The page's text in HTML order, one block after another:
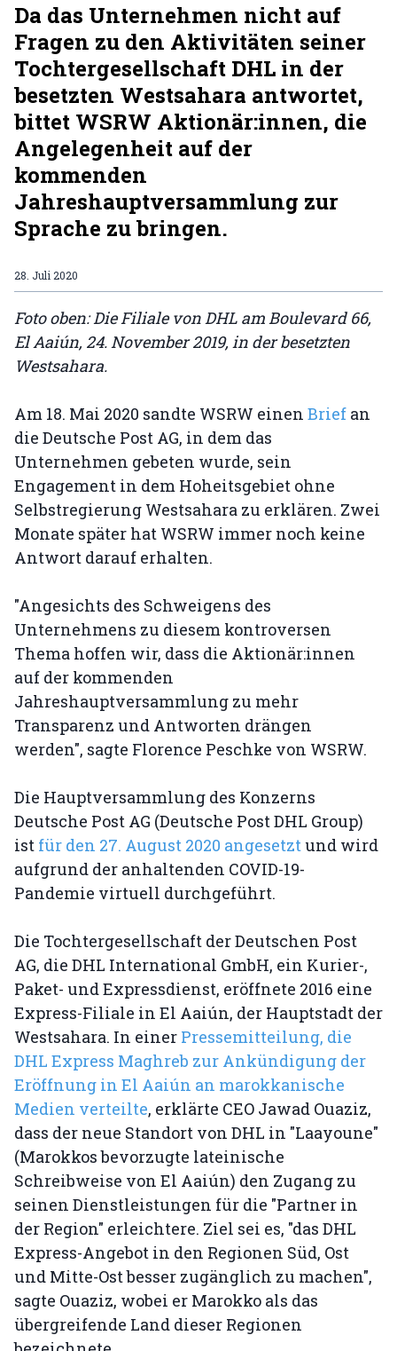
Da das Unternehmen nicht auf
Fragen zu den Aktivitäten seiner
Tochtergesellschaft DHL in der
besetzten Westsahara antwortet,
bittet WSRW Aktionär:innen, die
Angelegenheit auf der
kommenden
Jahreshauptversammlung zur
Sprache zu bringen.
28. Juli 2020
Foto oben: Die Filiale von DHL am Boulevard 66,
El Aaiún, 24. November 2019, in der besetzten
Westsahara.
Am 18. Mai 2020 sandte WSRW einen Brief an
die Deutsche Post AG, in dem das
Unternehmen gebeten wurde, sein
Engagement in dem Hoheitsgebiet ohne
Selbstregierung Westsahara zu erklären. Zwei
Monate später hat WSRW immer noch keine
Antwort darauf erhalten.
"Angesichts des Schweigens des
Unternehmens zu diesem kontroversen
Thema hoffen wir, dass die Aktionär:innen
auf der kommenden
Jahreshauptversammlung zu mehr
Transparenz und Antworten drängen
werden", sagte Florence Peschke von WSRW.
Die Hauptversammlung des Konzerns
Deutsche Post AG (Deutsche Post DHL Group)
ist für den 27. August 2020 angesetzt und wird
aufgrund der anhaltenden COVID-19-
Pandemie virtuell durchgeführt.
Die Tochtergesellschaft der Deutschen Post
AG, die DHL International GmbH, ein Kurier-,
Paket- und Expressdienst, eröffnete 2016 eine
Express-Filiale in El Aaiún, der Hauptstadt der
Westsahara. In einer Pressemitteilung, die
DHL Express Maghreb zur Ankündigung der
Eröffnung in El Aaiún an marokkanische
Medien verteilte, erklärte CEO Jawad Ouaziz,
dass der neue Standort von DHL in "Laayoune"
(Marokkos bevorzugte lateinische
Schreibweise von El Aaiún) den Zugang zu
seinen Dienstleistungen für die "Partner in
der Region" erleichtere. Ziel sei es, "das DHL
Express-Angebot in den Regionen Süd, Ost
und Mitte-Ost besser zugänglich zu machen",
sagte Ouaziz, wobei er Marokko als das
übergreifende Land dieser Regionen